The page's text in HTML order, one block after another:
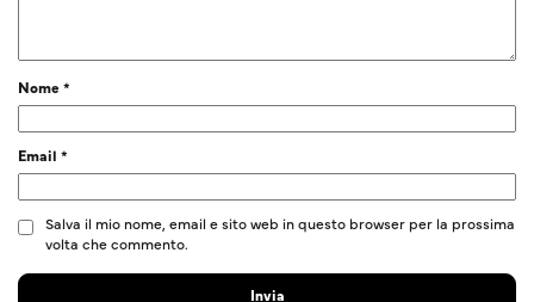
Nome*
Email *
Salva il mio nome, email e sito web in questo browser per la prossima
volta che commento.